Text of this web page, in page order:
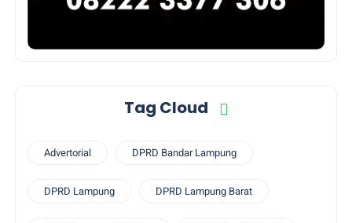
Tag Cloud
Advertorial DPRD Bandar Lampung
DPRD Lampung DPRD Lampung Barat